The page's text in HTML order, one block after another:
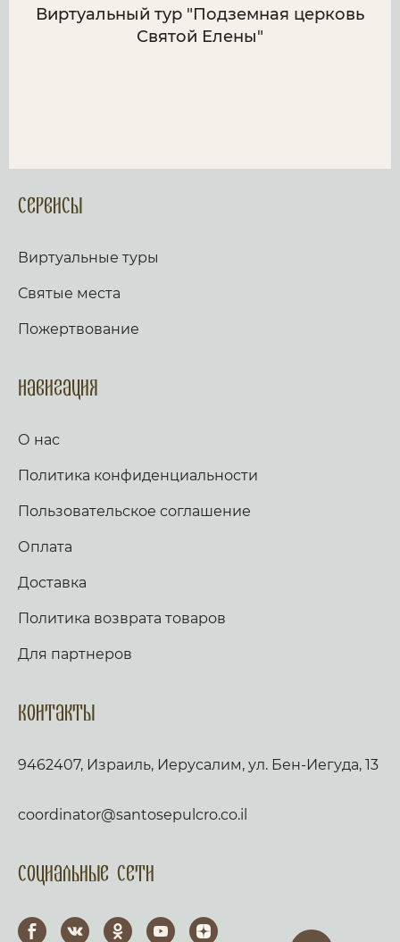
Виртуальный тур "Подземная церковь
Святой Елены"
Сервисы
Виртуальные туры
Святые места
Пожертвование
Навигация
О нас
Политика конфиденциальности
Пользовательское соглашение
Оплата
Доставка
Политика возврата товаров
Для партнеров
Контакты
9462407, Израиль, Иерусалим, ул. Бен-Иегуда, 13
coordinator@santosepulcro.co.il
Социальные сети